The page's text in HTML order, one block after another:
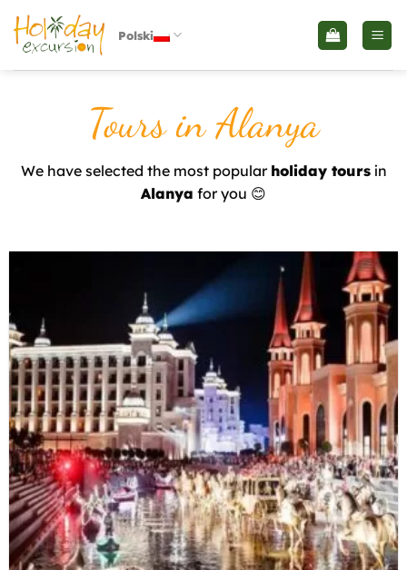
Skip
content
Polski
Tours in Alanya
We have selected the most popular holiday toursin
Alanya for you 😊